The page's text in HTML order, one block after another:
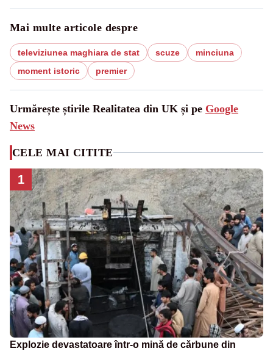
Mai multe articole despre
televiziunea maghiara de stat scuze
minciuna
moment istoric
premier
Urmărește știrile Realitatea din UK și pe Google
News
CELE MAI CITITE
1
Explozie devastatoare într-o mină de cărbune din